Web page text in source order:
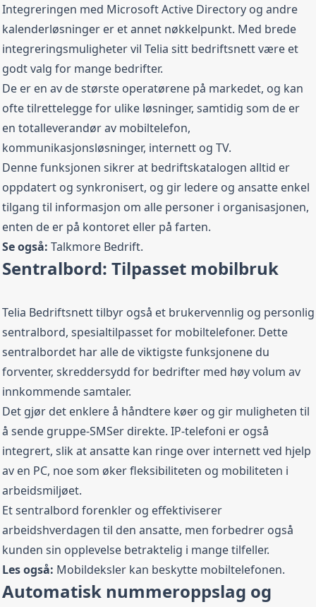
Integreringen med Microsoft Active Directory og andre
kalenderløsninger er et annet nøkkelpunkt. Med brede
integreringsmuligheter vil Telia sitt bedriftsnett være et
godt valg for mange bedrifter.
De er en av de største operatørene på markedet, og kan
ofte tilrettelegge for ulike løsninger, samtidig som de er
en totalleverandør av mobiltelefon,
kommunikasjonsløsninger, internett og TV.
Denne funksjonen sikrer at bedriftskatalogen alltid er
oppdatert og synkronisert, og gir ledere og ansatte enkel
tilgang til informasjon om alle personer i organisasjonen,
enten de er på kontoret eller på farten.
Se også: Talkmore Bedrift.
Sentralbord: Tilpasset mobilbruk
Telia Bedriftsnett tilbyr også et brukervennlig og personlig
sentralbord, spesialtilpasset for mobiltelefoner. Dette
sentralbordet har alle de viktigste funksjonene du
forventer, skreddersydd for bedrifter med høy volum av
innkommende samtaler.
Det gjør det enklere å håndtere køer og gir muligheten til
å sende gruppe-SMSer direkte. IP-telefoni er også
integrert, slik at ansatte kan ringe over internett ved hjelp
av en PC, noe som øker fleksibiliteten og mobiliteten i
arbeidsmiljøet.
Et sentralbord forenkler og effektiviserer
arbeidshverdagen til den ansatte, men forbedrer også
kunden sin opplevelse betraktelig i mange tilfeller.
Les også: Mobildekslerkan beskytte mobiltelefonen.
Automatisk nummeroppslag og